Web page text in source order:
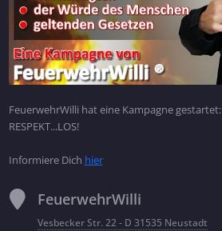
FeuerwehrWilli hat eine Kampagne gestartet:
RESPEKT...LOS!
Informiere Dich hier
FeuerwehrWilli
Vesbecker Str. 22 - D 31535 Neustadt